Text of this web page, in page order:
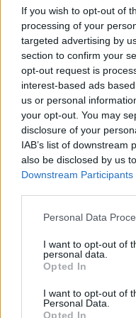
If you wish to opt-out of
processing of your
targeted advertising by
section to confirm your
opt-out request is
interest-based ads
us or personal
your opt-out. You may
disclosure of your
IAB’s list of downstream
also be disclosed by us
Downstream Participants
Please note that this
not limited to your visit
grant or deny consent to
use your data for below
consent section.
Personal Data
I want to opt-out of
personal data.
Opted In
I want to opt-out of
Personal Data.
Opted In
építettek!!!-
A felújításra
akivelSky manó
Nagyréten, miközben
...Strabatka manóés
dolgozik, de mivel
haverokSky manóval,
meg nincs
-Hogy menjünk át a
zárva a híd?-
Sky manónakmár
hogy állandóan
hálásak lennének
zarándoklat között,
Gyogyó manó
csak gondolkozott ...
-Manók! Ne